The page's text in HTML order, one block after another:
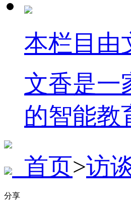
本栏目由
文香是一
的智能教
首页>访
分享